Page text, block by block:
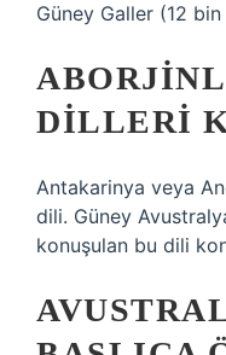
Güney Galler (12
DILLERI
Antakarinya veya
dili. Güney
konuşulan bu dili